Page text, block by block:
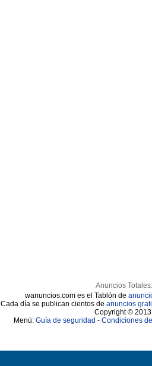
Anuncios Totales:
wanuncios.com es el Tablón de
Cada día se publican cientos de anuncios
Copyright ©
Menú: Guía de seguridad - Condiciones